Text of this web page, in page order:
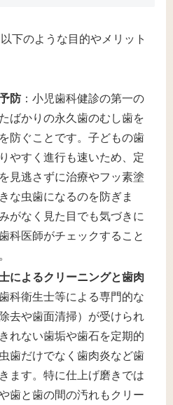
下のような目的やメリット
防 ：小児歯科健診の第一の
ばかりの永久歯のむし歯を
防ぐことです​。子どもの歯
やすく進行も速いため、定
見逃さずに治療やフッ素塗
な虫歯になるのを防ぎま
がなく見た目でも気づきに
科医師がチェックすること
によるクリーニングと歯肉
科衛生士等による専門的な
去や歯面清掃）が受けられ
れない歯垢や歯石を定期的
歯だけでなく歯肉炎など歯
ます。特に仕上げ磨きでは
歯と歯の間の汚れもクリー